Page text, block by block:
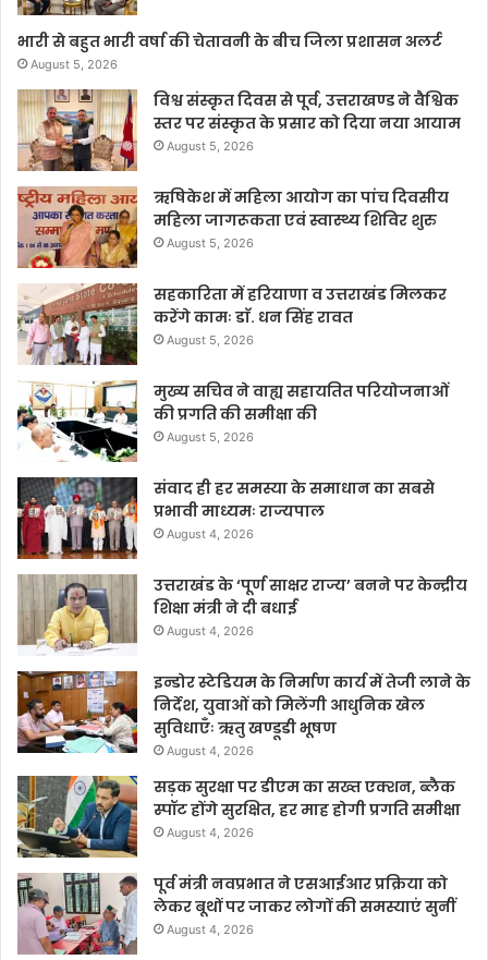
भारी से बहुत भारी वर्षा की चेतावनी के बीच जिला प्रशासन अलर्ट
August 5, 2026
विश्व संस्कृत दिवस से पूर्व, उत्तराखण्ड ने वैश्विक
स्तर पर संस्कृत के प्रसार को दिया नया आयाम
August 5, 2026
ऋषिकेश में महिला आयोग का पांच दिवसीय
महिला जागरूकता एवं स्वास्थ्य शिविर शुरु
August 5, 2026
सहकारिता में हरियाणा व उत्तराखंड मिलकर
करेंगे कामः डाॅ. धन सिंह रावत
August 5, 2026
मुख्य सचिव ने वाह्य सहायतित परियोजनाओं
की प्रगति की समीक्षा की
August 5, 2026
संवाद ही हर समस्या के समाधान का सबसे
प्रभावी माध्यमः राज्यपाल
August 4, 2026
उत्तराखंड के ‘पूर्ण साक्षर राज्य’ बनने पर केन्द्रीय
शिक्षा मंत्री ने दी बधाई
August 4, 2026
इन्डोर स्टेडियम के निर्माण कार्य में तेजी लाने के
निर्देश, युवाओं को मिलेंगी आधुनिक खेल
सुविधाएँः ऋतु खण्डूडी भूषण
August 4, 2026
सड़क सुरक्षा पर डीएम का सख्त एक्शन, ब्लैक
स्पॉट होंगे सुरक्षित, हर माह होगी प्रगति समीक्षा
August 4, 2026
पूर्व मंत्री नवप्रभात ने एसआईआर प्रक्रिया को
लेकर बूथों पर जाकर लोगों की समस्याएं सुनीं
August 4, 2026